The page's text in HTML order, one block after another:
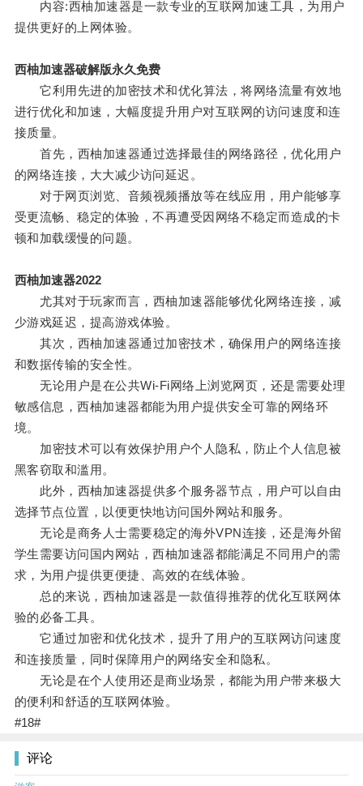
内容:西柚加速器是一款专业的互联网加速工具，为用户
提供更好的上网体验。
西柚加速器破解版永久免费
它利用先进的加密技术和优化算法，将网络流量有效地
进行优化和加速，大幅度提升用户对互联网的访问速度和连
接质量。
首先，西柚加速器通过选择最佳的网络路径，优化用户
的网络连接，大大减少访问延迟。
对于网页浏览、音频视频播放等在线应用，用户能够享
受更流畅、稳定的体验，不再遭受因网络不稳定而造成的卡
顿和加载缓慢的问题。
西柚加速器2022
尤其对于玩家而言，西柚加速器能够优化网络连接，减
少游戏延迟，提高游戏体验。
其次，西柚加速器通过加密技术，确保用户的网络连接
和数据传输的安全性。
无论用户是在公共Wi-Fi网络上浏览网页，还是需要处理
敏感信息，西柚加速器都能为用户提供安全可靠的网络环
境。
加密技术可以有效保护用户个人隐私，防止个人信息被
黑客窃取和滥用。
此外，西柚加速器提供多个服务器节点，用户可以自由
选择节点位置，以便更快地访问国外网站和服务。
无论是商务人士需要稳定的海外VPN连接，还是海外留
学生需要访问国内网站，西柚加速器都能满足不同用户的需
求，为用户提供更便捷、高效的在线体验。
总的来说，西柚加速器是一款值得推荐的优化互联网体
验的必备工具。
它通过加密和优化技术，提升了用户的互联网访问速度
和连接质量，同时保障用户的网络安全和隐私。
无论是在个人使用还是商业场景，都能为用户带来极大
的便利和舒适的互联网体验。
#18#
评论